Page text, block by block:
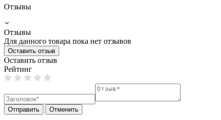
Отзывы
Отзывы
Для данного товара пока нет отзывов
Оставить отзыв
Оставить отзыв
Рейтинг
Отправить Отменить